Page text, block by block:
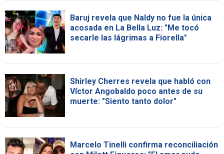
Baruj revela que Naldy no fue la única
acosada en La Bella Luz: "Me tocó
secarle las lágrimas a Fiorella"
Shirley Cherres revela que habló con
Víctor Angobaldo poco antes de su
muerte: "Siento tanto dolor"
Marcelo Tinelli confirma reconciliación